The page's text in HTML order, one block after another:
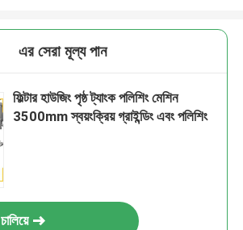
এর সেরা মূল্য পান
ফিল্টার হাউজিং পৃষ্ঠ ট্যাংক পলিশিং মেশিন
3500mm স্বয়ংক্রিয় গ্রাইন্ডিং এবং পলিশিং
চালিয়ে